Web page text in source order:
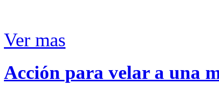
Ver mas
Acción para velar a una